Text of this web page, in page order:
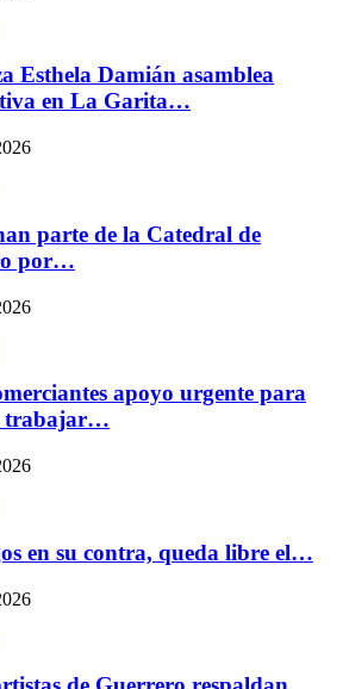
Esthela Damián asamblea
en La Garita…
parte de la Catedral de
por…
apoyo urgente para
trabajar…
en su contra, queda libre el…